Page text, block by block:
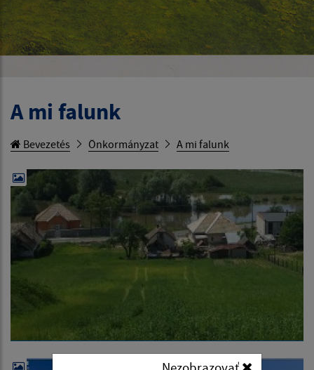
A mi falunk
Bevezetés Önkormányzat A mi falunk